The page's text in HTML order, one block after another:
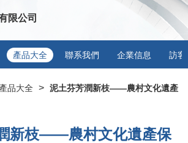
限公司
產品大全 聯系我們 企業信息 訪客
產品大全 > 泥土芬芳潤新枝——農村文化遺產
新枝——農村文化遺產保